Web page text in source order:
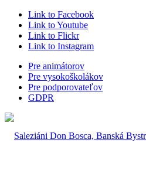
Link to Facebook
Link to Youtube
Link to Flickr
Link to Instagram
Pre animátorov
Pre vysokoškolákov
Pre podporovateľov
GDPR